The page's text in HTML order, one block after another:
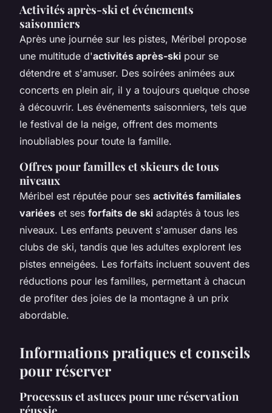
Activités après-ski et événements
saisonniers
Après une journée sur les pistes, Méribel propose
une multitude d'activités après-ski pour se
détendre et s'amuser. Des soirées animées aux
concerts en plein air, il y a toujours quelque chose
à découvrir. Les événements saisonniers, tels que
le festival de la neige, offrent des moments
inoubliables pour toute la famille.
Offres pour familles et skieurs de tous
niveaux
Méribel est réputée pour ses activités familiales
variées et ses forfaits de ski adaptés à tous les
niveaux. Les enfants peuvent s'amuser dans les
clubs de ski, tandis que les adultes explorent les
pistes enneigées. Les forfaits incluent souvent des
réductions pour les familles, permettant à chacun
de profiter des joies de la montagne à un prix
abordable.
Informations pratiques et conseils
pour réserver
Processus et astuces pour une réservation